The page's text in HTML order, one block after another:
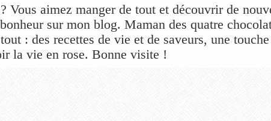
Vous aimez manger de tout et découvrir de
sur mon blog. Maman des quatre
: des recettes de vie et de saveurs, une
la vie en rose. Bonne visite !